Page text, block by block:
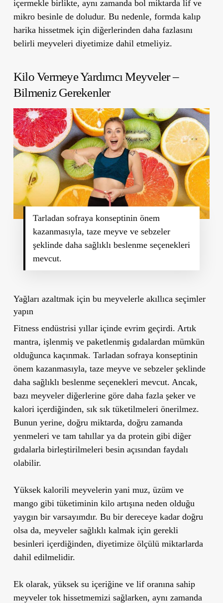
içermekle birlikte, aynı zamanda bol miktarda lif ve
mikro besinle de doludur. Bu nedenle, formda kalıp
harika hissetmek için diğerlerinden daha fazlasını
belirli meyveleri diyetimize dahil etmeliyiz.
Kilo Vermeye Yardımcı Meyveler –
Bilmeniz Gerekenler
Tarladan sofraya konseptinin önem
kazanmasıyla, taze meyve ve sebzeler
şeklinde daha sağlıklı beslenme seçenekleri
mevcut.
Yağları azaltmak için bu meyvelerle akıllıca seçimler
yapın
Fitness endüstrisi yıllar içinde evrim geçirdi. Artık
mantra, işlenmiş ve paketlenmiş gıdalardan mümkün
olduğunca kaçınmak. Tarladan sofraya konseptinin
önem kazanmasıyla, taze meyve ve sebzeler şeklinde
daha sağlıklı beslenme seçenekleri mevcut. Ancak,
bazı meyveler diğerlerine göre daha fazla şeker ve
kalori içerdiğinden, sık sık tüketilmeleri önerilmez.
Bunun yerine, doğru miktarda, doğru zamanda
yenmeleri ve tam tahıllar ya da protein gibi diğer
gıdalarla birleştirilmeleri besin açısından faydalı
olabilir.
Yüksek kalorili meyvelerin yani muz, üzüm ve
mango gibi tüketiminin kilo artışına neden olduğu
yaygın bir varsayımdır. Bu bir dereceye kadar doğru
olsa da, meyveler sağlıklı kalmak için gerekli
besinleri içerdiğinden, diyetimize ölçülü miktarlarda
dahil edilmelidir.
Ek olarak, yüksek su içeriğine ve lif oranına sahip
meyveler tok hissetmemizi sağlarken, aynı zamanda